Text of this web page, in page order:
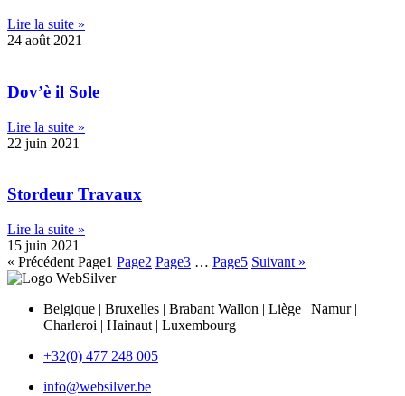
Lire la suite »
24 août 2021
Dov’è il Sole
Lire la suite »
22 juin 2021
Stordeur Travaux
Lire la suite »
15 juin 2021
« Précédent Page1 Page2 Page3 … Page5 Suivant »
Belgique | Bruxelles | Brabant Wallon | Liège | Namur |
Charleroi | Hainaut | Luxembourg
+32(0) 477 248 005
info@websilver.be